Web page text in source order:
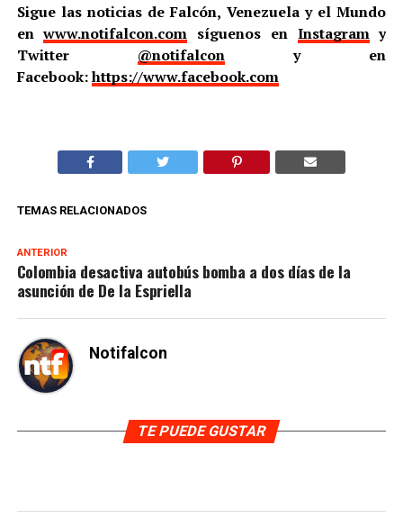
Sigue las noticias de Falcón, Venezuela y el Mundo
enwww.notifalcon.com síguenos en Instagramy
Twitter @notifalcony en
Facebook:https://www.facebook.com
TEMAS RELACIONADOS
ANTERIOR
Colombia desactiva autobús bomba a dos días de la
asunción de De la Espriella
Notifalcon
TE PUEDE GUSTAR